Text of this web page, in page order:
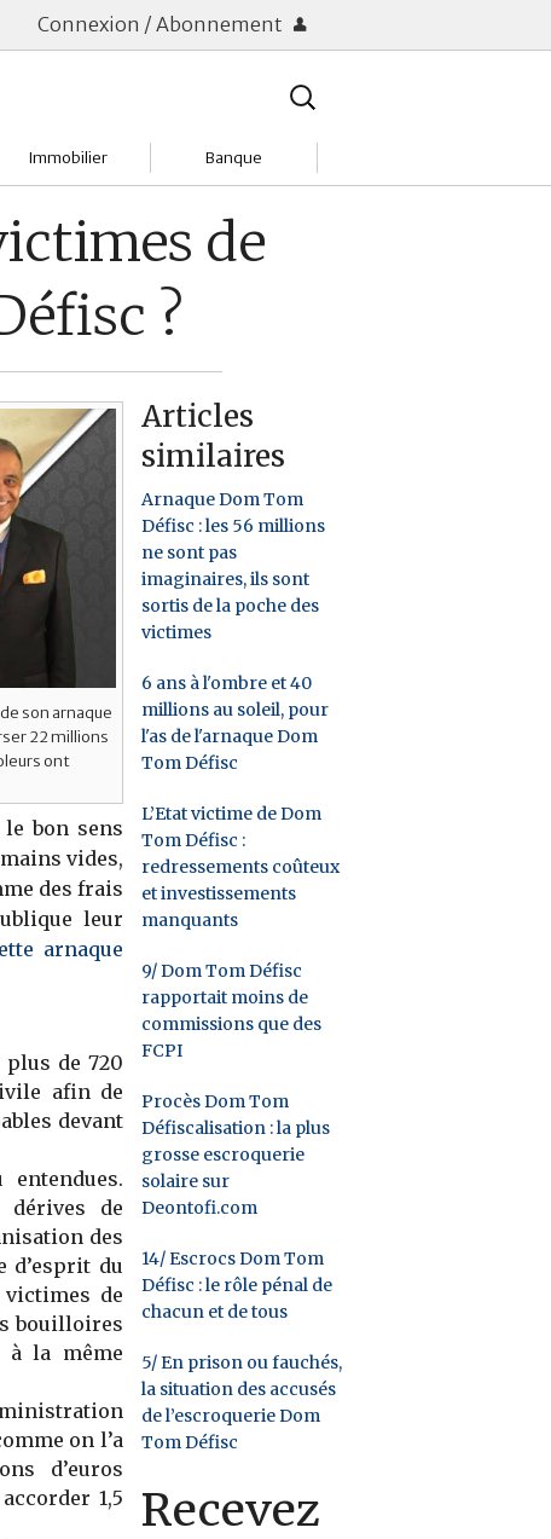
Connexion / Abonnement
Rechercher
Immobilier
Acheter
Investir
Location
Tendances
Banque
Changer de banque
Comptes & Livrets
Frais bancaires
Placements & banques
de
?
son arnaque
22 millions
ont
bon sens
vides,
des frais
leur
arnaque
de 720
afin de
devant
dérives de
des
d’esprit du
de
bouilloires
à la même
on l’a
d’euros
1,5
Articles
similaires
Arnaque Dom Tom
Défisc : les 56 millions
ne sont pas
imaginaires, ils sont
sortis de la poche des
victimes
6 ans à l'ombre et 40
millions au soleil, pour
l'as de l'arnaque Dom
Tom Défisc
L’Etat victime de Dom
Tom Défisc :
redressements coûteux
et investissements
manquants
9/ Dom Tom Défisc
rapportait moins de
commissions que des
FCPI
Procès Dom Tom
Défiscalisation : la plus
grosse escroquerie
solaire sur
Deontofi.com
14/ Escrocs Dom Tom
Défisc : le rôle pénal de
chacun et de tous
5/ En prison ou fauchés,
la situation des accusés
de l’escroquerie Dom
Tom Défisc
Recevez